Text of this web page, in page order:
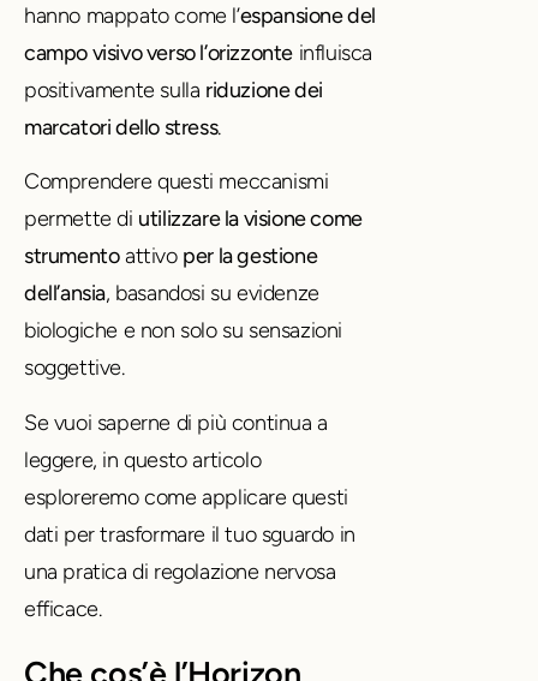
hanno mappato come l’espansione del
campo visivo verso l’orizzonte influisca
positivamente sulla riduzione dei
marcatori dello stress.
Comprendere questi meccanismi
permette di utilizzare la visione come
strumentoattivo per la gestione
dell’ansia, basandosi su evidenze
biologiche e non solo su sensazioni
soggettive.
Se vuoi saperne di più continua a
leggere, in questo articolo
esploreremo come applicare questi
dati per trasformare il tuo sguardo in
una pratica di regolazione nervosa
efficace.